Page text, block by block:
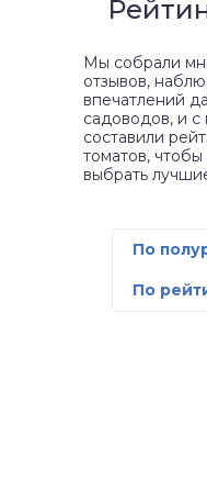
Мы собрали
отзывов,
впечатлений
садоводов, и
составили
томатов,
выбрать
По
По